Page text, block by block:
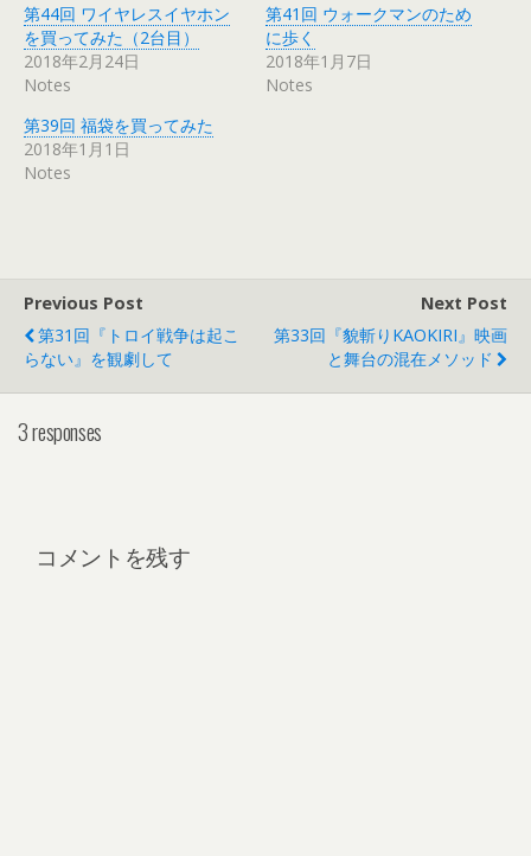
第44回 ワイヤレスイヤホン
を買ってみた（2台目）
2018年2月24日
Notes
第41回 ウォークマンのため
に歩く
2018年1月7日
Notes
第39回 福袋を買ってみた
2018年1月1日
Notes
Previous Post
第31回『トロイ戦争は起こ
らない』を観劇して
Next Post
第33回『貌斬りKAOKIRI』映画
と舞台の混在メソッド
3 responses
コメントを残す